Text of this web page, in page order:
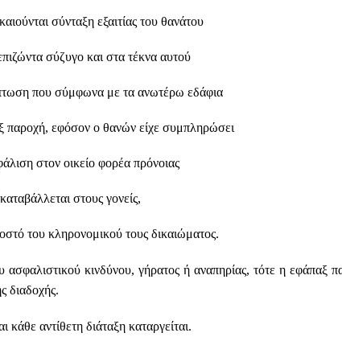
σύνταξη εξαιτίας του θανάτου
σύζυγο και στα τέκνα αυτού
που σύμφωνα με τα ανωτέρω εδάφια
παροχή, εφόσον ο θανών είχε συμπληρώσει
στον οικείο φορέα πρόνοιας
στους γονείς,
του κληρονομικού τους δικαιώματος.
κινδύνου, γήρατος ή αναπηρίας, τότε η εφάπαξ
διαδοχής.
αντίθετη διάταξη καταργείται.